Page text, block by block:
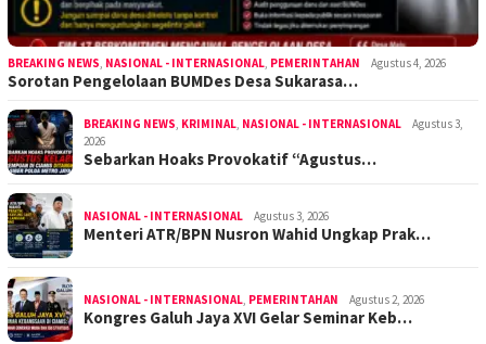
BREAKING NEWS NASIONAL - INTERNASIONAL PEMERINTAHAN Agustus 4, 2026
Sorotan Pengelolaan BUMDes Desa Sukarasa…
BREAKING NEWS KRIMINAL NASIONAL - INTERNASIONAL
Agustus 3,
2026
Sebarkan Hoaks Provokatif “Agustus…
NASIONAL - INTERNASIONAL Agustus 3, 2026
Menteri ATR/BPN Nusron Wahid Ungkap Prak…
NASIONAL - INTERNASIONAL PEMERINTAHAN Agustus 2, 2026
Kongres Galuh Jaya XVI Gelar Seminar Keb…